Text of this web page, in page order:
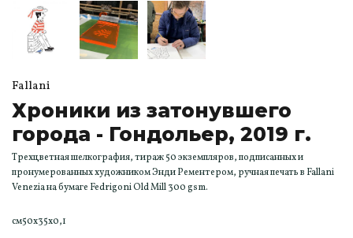
Fallani
Хроники из затонувшего
города - Гондольер, 2019 г.
Трехцветная шелкография, тираж 50 экземпляров, подписанных и
пронумерованных художником Энди Рементером, ручная печать в Fallani
Venezia на бумаге Fedrigoni Old Mill 300 gsm.
см50x35x0,1